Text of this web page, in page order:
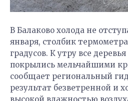
В Балаково холода не
января, столбик
градусов. К утру все
покрылись мельчайшими
сообщает региональный
результат безветренной и